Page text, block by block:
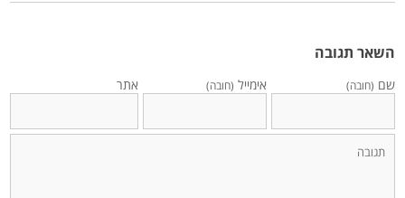
השאר תגובה
שם (חובה) אימייל (חובה) אתר